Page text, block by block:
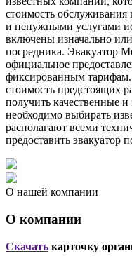
стоимость обслуживания
и ненужными услугами
включены изначально
посредника. Эвакуатор
официальное
фиксированным
стоимость предстоящих
получить качественные
необходимо выбирать
располагают всеми
предоставить эвакуатор
О нашей компании
О компании
Скачать карточку